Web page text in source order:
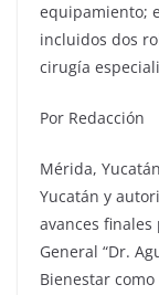
equipamiento;
incluidos dos
cirugía
Por Redacción
Mérida,
Yucatán y
avances
General “Dr.
Bienestar